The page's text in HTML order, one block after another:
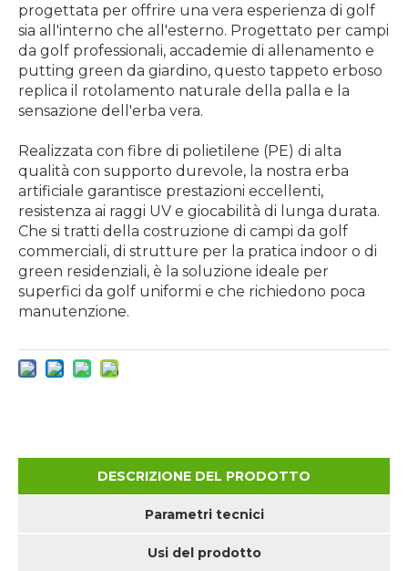
progettata per offrire una vera esperienza di golf
sia all'interno che all'esterno. Progettato per campi
da golf professionali, accademie di allenamento e
putting green da giardino, questo tappeto erboso
replica il rotolamento naturale della palla e la
sensazione dell'erba vera.
Realizzata con fibre di polietilene (PE) di alta
qualità con supporto durevole, la nostra erba
artificiale garantisce prestazioni eccellenti,
resistenza ai raggi UV e giocabilità di lunga durata.
Che si tratti della costruzione di campi da golf
commerciali, di strutture per la pratica indoor o di
green residenziali, è la soluzione ideale per
superfici da golf uniformi e che richiedono poca
manutenzione.
DESCRIZIONE DEL PRODOTTO
Parametri tecnici
Usi del prodotto